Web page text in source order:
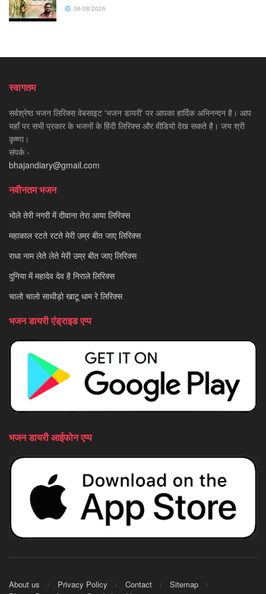
06/08/2026
स्वागतम
सर्वश्रेष्ठ भजन लिरिक्स वेबसाइट 'भजन डायरी' पर आपका हार्दिक अभिनन्दन है। आप
यहाँ पर सभी प्रकार के भजनों के हिंदी लिरिक्स और वीडियो देख सकते है। जय श्री
कृष्णा।
संपर्क -
bhajandiary@gmail.com
नवीनतम भजन
भोले तेरी नगरी में दीवाना तेरा आया लिरिक्स
महाकाल रटते रटते मेरी उम्र बीत जाए लिरिक्स
राधा नाम लेते लेते मेरी उम्र बीत जाए लिरिक्स
दुनिया में महादेव देव है निराले लिरिक्स
चालो चालो साथीड़ो खाटू धाम रे लिरिक्स
भजन डायरी एंड्राइड एप्प
भजन डायरी आईफोन एप्प
About us Privacy Policy Contact
Sitemap